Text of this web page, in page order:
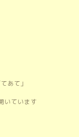
あて」
ています